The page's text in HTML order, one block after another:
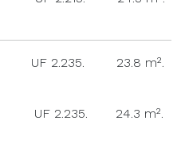
2.235. 23.8 m².
2.235. 24.3 m².